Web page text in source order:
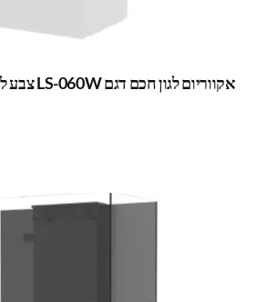
אקווריום לגון חכם דגם LS-060W צבע לבן + תאורת MJ-L290